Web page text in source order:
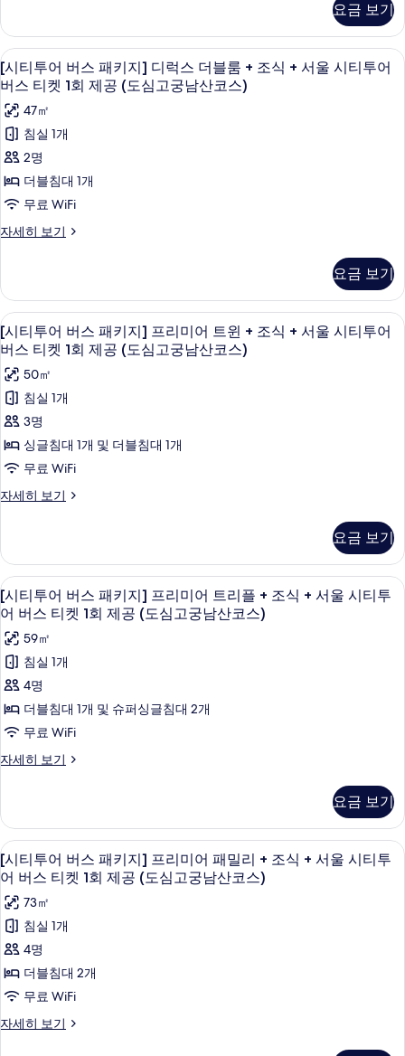
모
두
보
기
3
박
이
상
투
숙
시
정
비
1
박
이
상
시
정
비
주
2
사
모
두
보
기
트
리
플
룸
[ECO
package:
3
박
이
상
숙
시
정
회,
박
이
상
시
정
비
주
2
회]
자
세
히
요금 보기
[시
티
투
어
버
스
패
키
럭
스
더
블
룸
+
조
식
서
티
투
어
버
스
티
켓
1
회
(도
심
고
궁
남
산
코
스)
사
고급 침구, 객실 내 금고, 책상, 암막 커튼
7
[시티투어 버스 패키지] 디럭스 더블룸 + 조식 + 서울 시티투어
버스 티켓 1회 제공 (도심고궁남산코스)
47㎡
침실 1개
2명
더블침대 1개
무료 WiFi
자세히 보기
[시
버
스
패
키
지]
디
럭
스
더
블
조
식
울
티
투
어
버
스
티
켓
회
제
공
(도
궁
남
산
코
스)
자
세
히
보
요금 보기
[시
티
투
어
버
스
패
키
리
미
어
트
윈
+
조
식
서
티
투
어
버
스
티
켓
1
회
고급 침구, 객실 내 금고, 책상, 암막 커튼
4
[시티투어 버스 패키지] 프리미어 트윈 + 조식 + 서울 시티투어
버스 티켓 1회 제공 (도심고궁남산코스)
50㎡
침실 1개
3명
싱글침대 1개 및 더블침대 1개
무료 WiFi
자세히 보기
[시
버
스
패
키
지]
프
리
미
어
트
조
식
울
티
투
어
버
스
티
켓
회
제
공
(도
요금 보기
[시
티
투
어
버
스
패
키
리
미
어
트
리
플
+
조
식
+
고급 침구, 객실 내 금고, 책상, 암막 커튼
6
[시티투어 버스 패키지] 프리미어 트리플 + 조식 + 서울 시티투
어 버스 티켓 1회 제공 (도심고궁남산코스)
59㎡
침실 1개
4명
더블침대 1개 및 슈퍼싱글침대 2개
무료 WiFi
자세히 보기
[시
버
스
패
키
지]
프
리
미
어
트
플
+
조
요금 보기
[시
티
투
어
버
스
패
키
고급 침구, 객실 내 금고, 책상, 암막 커튼
5
[시티투어 버스 패키지] 프리미어 패밀리 + 조식 + 서울 시티투
어 버스 티켓 1회 제공 (도심고궁남산코스)
73㎡
침실 1개
4명
더블침대 2개
무료 WiFi
자세히 보기
[시